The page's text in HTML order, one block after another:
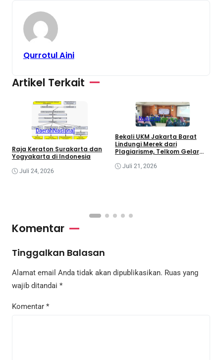
Qurrotul Aini
Artikel Terkait
DaerahNasional
Raja Keraton Surakarta dan
Yogyakarta di Indonesia
Juli 24, 2026
Nasional
Bekali UKM Jakarta Barat
Lindungi Merek dari
Plagiarisme, Telkom Gelar
Juli 21, 2026
Komentar
Tinggalkan Balasan
Alamat email Anda tidak akan dipublikasikan. Ruas yang
wajib ditandai *
Komentar *